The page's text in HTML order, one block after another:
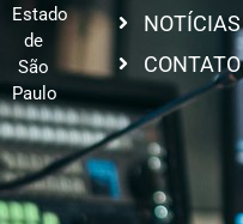
Estado
de
São
Paulo
NOTÍCIAS
CONTATO